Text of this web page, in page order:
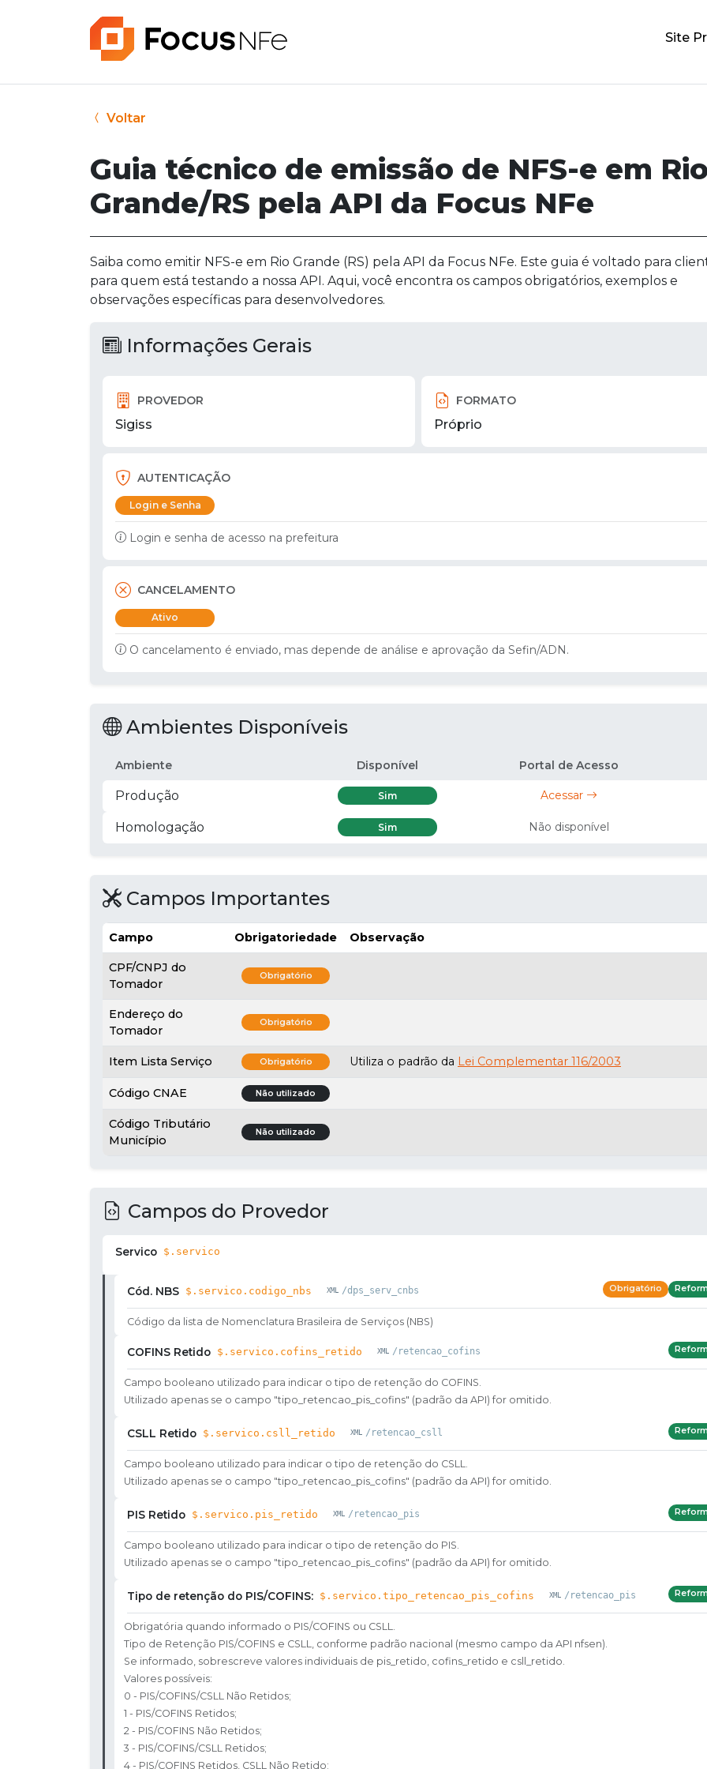
Site
Voltar
Guia técnico de emissão de NFS-e em Rio
Grande/RS pela API da Focus NFe
Saiba como emitir NFS-e em Rio Grande (RS) pela API da Focus NFe. Este guia é voltado para
para quem está testando a nossa API. Aqui, você encontra os campos obrigatórios, exemplos e
observações específicas para desenvolvedores.
Informações Gerais
PROVEDOR
Sigiss
FORMATO
Próprio
AUTENTICAÇÃO
Login e Senha
Login e senha de acesso na prefeitura
CANCELAMENTO
Ativo
O cancelamento é enviado, mas depende de análise e aprovação da Sefin/ADN.
Ambientes Disponíveis
Ambiente Disponível Portal de Acesso
Produção Sim Acessar
Homologação Sim Não disponível
Campos Importantes
Campo Obrigatoriedade Observação
CPF/CNPJ do
Tomador
Obrigatório
Endereço do
Tomador
Obrigatório
Item Lista Serviço Obrigatório Utiliza o padrão da Lei Complementar 116/2003
Código CNAE Não utilizado
Código Tributário
Município
Não utilizado
Campos do Provedor
Servico $.servico
Cód. NBS $.servico.codigo_nbs /dps_serv_cnbs Obrigatório
Código da lista de Nomenclatura Brasileira de Serviços (NBS)
COFINS Retido $.servico.cofins_retido /retencao_cofins
Campo booleano utilizado para indicar o tipo de retenção do COFINS.
Utilizado apenas se o campo "tipo_retencao_pis_cofins" (padrão da API) for omitido.
CSLL Retido $.servico.csll_retido /retencao_csll
Campo booleano utilizado para indicar o tipo de retenção do CSLL.
Utilizado apenas se o campo "tipo_retencao_pis_cofins" (padrão da API) for omitido.
PIS Retido $.servico.pis_retido /retencao_pis
Campo booleano utilizado para indicar o tipo de retenção do PIS.
Utilizado apenas se o campo "tipo_retencao_pis_cofins" (padrão da API) for omitido.
Tipo de retenção do PIS/COFINS: $.servico.tipo_retencao_pis_cofins /retencao_pis
Obrigatória quando informado o PIS/COFINS ou CSLL.
Tipo de Retenção PIS/COFINS e CSLL, conforme padrão nacional (mesmo campo da API nfsen).
Se informado, sobrescreve valores individuais de pis_retido, cofins_retido e csll_retido.
Valores possíveis:
0 - PIS/COFINS/CSLL Não Retidos;
1 - PIS/COFINS Retidos;
2 - PIS/COFINS Não Retidos;
3 - PIS/COFINS/CSLL Retidos;
4 - PIS/COFINS Retidos, CSLL Não Retido;